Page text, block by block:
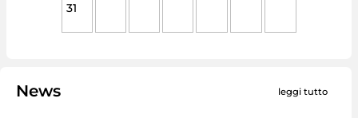
31
News leggi tutto